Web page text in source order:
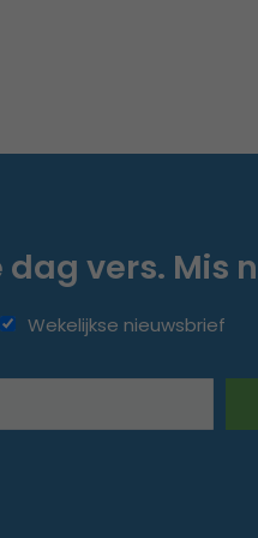
vers. Mis
Wekelijkse nieuwsbrief